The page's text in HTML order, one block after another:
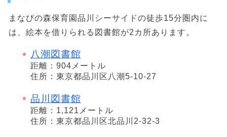
まなびの森保育園品川シーサイドの徒歩15分圏内に
は、絵本を借りられる図書館が2カ所あります。
八潮図書館
距離：904メートル
住所：東京都品川区八潮5-10-27
品川図書館
距離：1,121メートル
住所：東京都品川区北品川2-32-3